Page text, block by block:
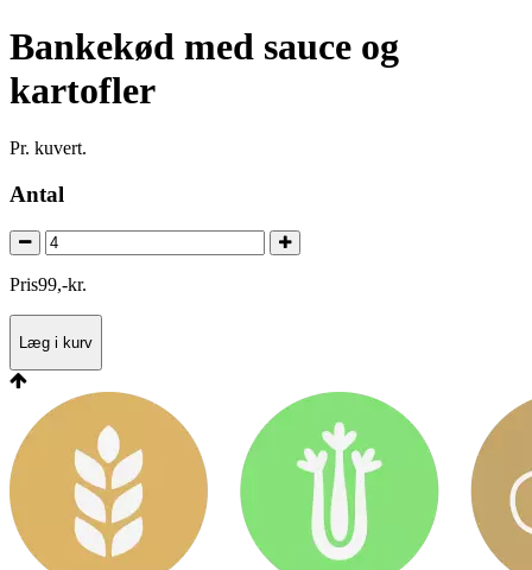
Bankekød med sauce og
kartofler
Pr. kuvert.
Antal
Pris99,-kr.
Læg i kurv